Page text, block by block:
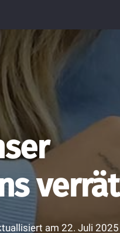
verrät
am 22. Juli 2025